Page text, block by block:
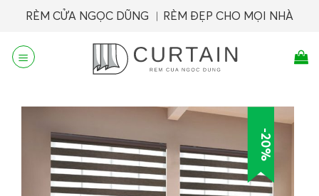
content
RÈM CỬA NGỌC DŨNG ︱RÈM ĐẸP CHO MỌI NHÀ
-20%